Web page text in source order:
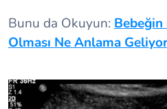
Bunu da Okuyun:
Olması Ne Anlama